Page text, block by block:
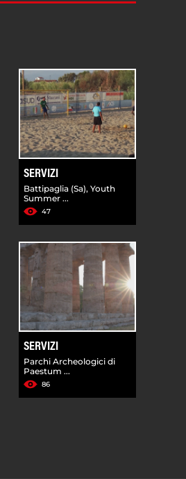
SERVIZI
Battipaglia (Sa), Youth
Summer ...
47
SERVIZI
Parchi Archeologici di
Paestum ...
86